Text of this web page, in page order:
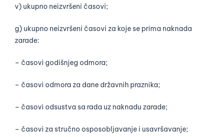
v) ukupno neizvršeni časovi;
g) ukupno neizvršeni časovi za koje se prima naknada
zarade:
– časovi godišnjeg odmora;
– časovi odmora za dane državnih praznika;
– časovi odsustva sa rada uz naknadu zarade;
– časovi za stručno osposobljavanje i usavršavanje;